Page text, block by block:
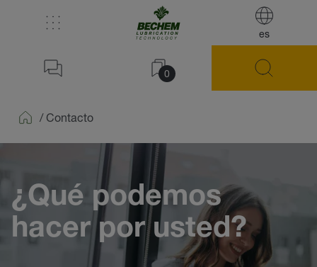
es
0
/ Contacto
¿Qué podemos
hacer por usted?